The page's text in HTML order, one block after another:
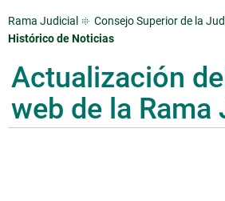
Rama Judicial
Consejo Superior de la
Histórico de Noticias
Actualización
web de la Rama